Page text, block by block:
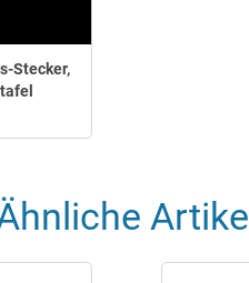
Stecker,
Artikel